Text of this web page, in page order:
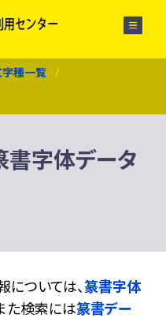
字種一覧
書字体データ
ついては、篆書字体
た検索には篆書デー